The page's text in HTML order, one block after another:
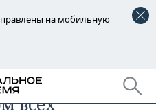
на мобильную
«Алтай
всех